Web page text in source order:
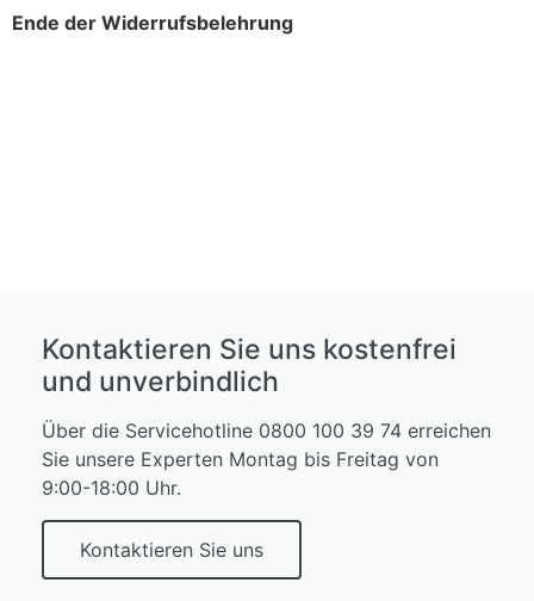
Ende der Widerrufsbelehrung
Kontaktieren Sie uns kostenfrei
und unverbindlich
Über die Servicehotline 0800 100 39 74 erreichen
Sie unsere Experten Montag bis Freitag von
9:00-18:00 Uhr.
Kontaktieren Sie uns